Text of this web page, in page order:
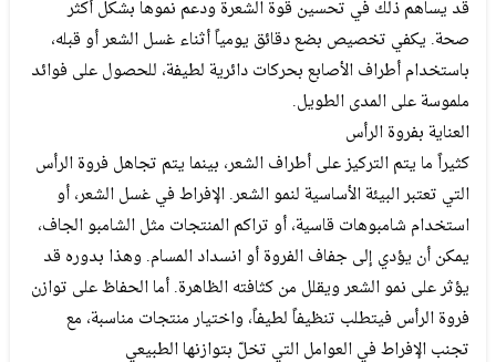
قد يساهم ذلك في تحسين قوة الشعرة ودعم نموها بشكل أكثر
صحة. يكفي تخصيص بضع دقائق يومياً أثناء غسل الشعر أو قبله،
باستخدام أطراف الأصابع بحركات دائرية لطيفة، للحصول على فوائد
ملموسة على المدى الطويل.
العناية بفروة الرأس
كثيراً ما يتم التركيز على أطراف الشعر، بينما يتم تجاهل فروة الرأس
التي تعتبر البيئة الأساسية لنمو الشعر. الإفراط في غسل الشعر، أو
استخدام شامبوهات قاسية، أو تراكم المنتجات مثل الشامبو الجاف،
يمكن أن يؤدي إلى جفاف الفروة أو انسداد المسام. وهذا بدوره قد
يؤثر على نمو الشعر ويقلل من كثافته الظاهرة. أما الحفاظ على توازن
فروة الرأس فيتطلب تنظيفاً لطيفاً، واختيار منتجات مناسبة، مع
تجنب الإفراط في العوامل التي تخلّ بتوازنها الطبيعي